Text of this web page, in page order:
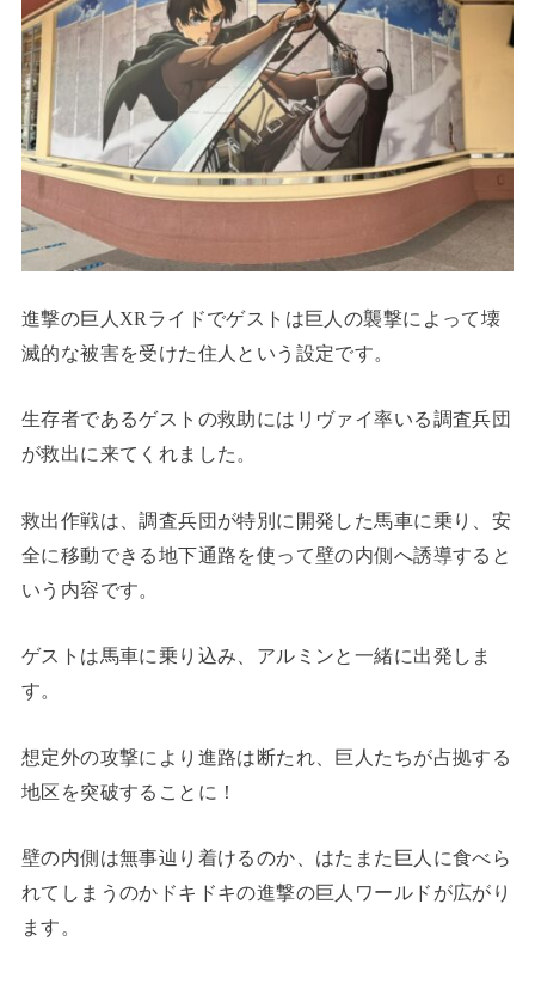
進撃の巨人XRライドでゲストは巨人の襲撃によって壊
滅的な被害を受けた住人という設定です。
生存者であるゲストの救助にはリヴァイ率いる調査兵団
が救出に来てくれました。
救出作戦は、調査兵団が特別に開発した馬車に乗り、安
全に移動できる地下通路を使って壁の内側へ誘導すると
いう内容です。
ゲストは馬車に乗り込み、アルミンと一緒に出発しま
す。
想定外の攻撃により進路は断たれ、巨人たちが占拠する
地区を突破することに！
壁の内側は無事辿り着けるのか、はたまた巨人に食べら
れてしまうのかドキドキの進撃の巨人ワールドが広がり
ます。